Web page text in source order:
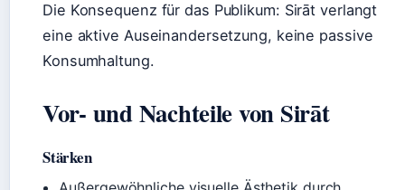
Die Konsequenz für das Publikum: Sirāt verlangt
eine aktive Auseinandersetzung, keine passive
Konsumhaltung.
Vor- und Nachteile von Sirāt
Stärken